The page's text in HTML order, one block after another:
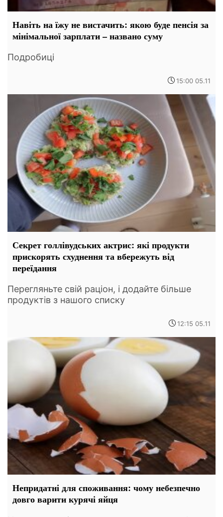
Навіть на їжу не вистачить: якою буде пенсія за
мінімальної зарплати – названо суму
Подробиці
15:00 05.11
Секрет голлівудських актрис: які продукти
прискорять схуднення та вбережуть від
переїдання
Перегляньте свій раціон, і додайте більше
продуктів з нашого списку
12:15 05.11
Непридатні для споживання: чому небезпечно
довго варити курячі яйця